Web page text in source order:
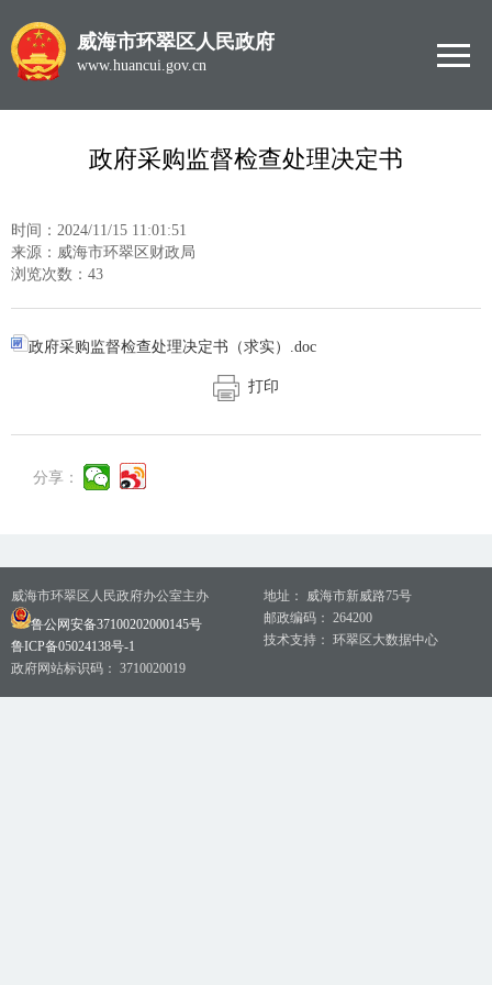
威海市环翠区人民政府
www.huancui.gov.cn
政府采购监督检查处理决定书
时间：2024/11/15 11:01:51
来源：威海市环翠区财政局
浏览次数： 43
政府采购监督检查处理决定书（求实）.doc
打印
分享：
威海市环翠区人民政府办公室主办
鲁公网安备37100202000145号
鲁ICP备05024138号-1
政府网站标识码： 3710020019
地址： 威海市新威路75号
邮政编码： 264200
技术支持： 环翠区大数据中心